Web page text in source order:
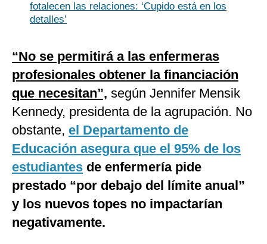
fotalecen las relaciones: ‘Cupido está en los
detalles’
“No se permitirá a las enfermeras
profesionales obtener la financiación
que necesitan”, según Jennifer Mensik
Kennedy, presidenta de la agrupación. No
obstante, el Departamento de
Educación asegura que el 95% de los
estudiantes de enfermería pide
prestado “por debajo del límite anual”
y los nuevos topes no impactarían
negativamente.